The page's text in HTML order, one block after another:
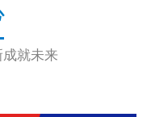
就未来